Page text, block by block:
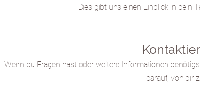
Dies gibt uns einen Einblick in dein
Wenn du Fragen hast oder weitere Informationen
darauf, von dir